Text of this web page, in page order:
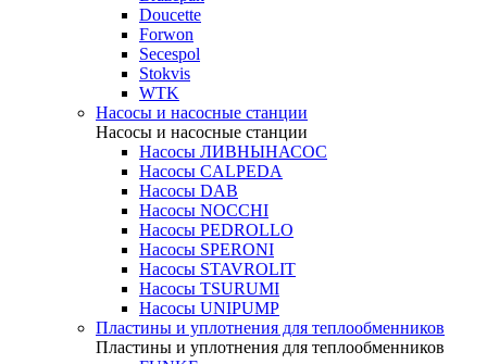
Doucette
Forwon
Secespol
Stokvis
WTK
Насосы и насосные станции
Насосы и насосные станции
Насосы ЛИВНЫНАСОС
Насосы CALPEDA
Насосы DAB
Насосы NOCCHI
Насосы PEDROLLO
Насосы SPERONI
Насосы STAVROLIT
Насосы TSURUMI
Насосы UNIPUMP
Пластины и уплотнения для теплообменников
Пластины и уплотнения для теплообменников